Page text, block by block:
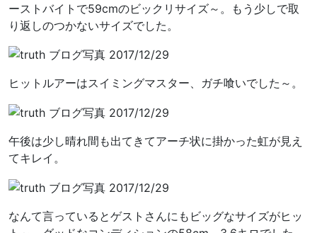
ーストバイトで59cmのビックリサイズ～。もう少しで取
り返しのつかないサイズでした。
ヒットルアーはスイミングマスター、ガチ喰いでした～。
午後は少し晴れ間も出てきてアーチ状に掛かった虹が見え
てキレイ。
なんて言っているとゲストさんにもビッグなサイズがヒッ